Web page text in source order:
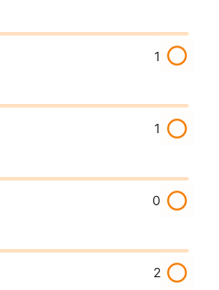
1 radio_button_unchecked
1 radio_button_unchecked
0 radio_button_unchecked
2 radio_button_unchecked